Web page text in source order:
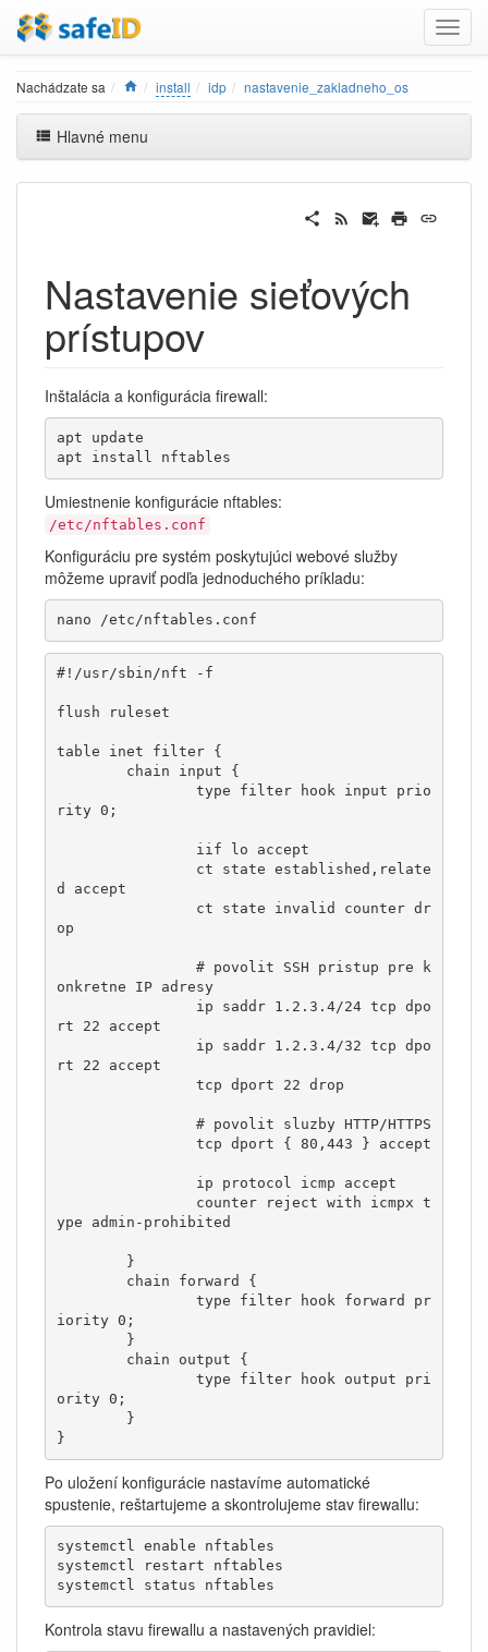
Nachádzate sa Home
install idp nastavenie_zakladneho_os
Hlavné menu
Nastavenie sieťových
prístupov
Inštalácia a konfigurácia firewall:
apt update
apt install nftables
Umiestnenie konfigurácie nftables:
/etc/nftables.conf
Konfiguráciu pre systém poskytujúci webové služby
môžeme upraviť podľa jednoduchého príkladu:
nano /etc/nftables.conf
#!/usr/sbin/nft -f
flush ruleset
table inet filter {
rity 0;
d accept
op
onkretne IP adresy
rt 22 accept
rt 22 accept
ype admin-prohibited
iority 0;
ority 0;
}
Po uložení konfigurácie nastavíme automatické
spustenie, reštartujeme a skontrolujeme stav firewallu:
systemctl enable nftables
systemctl restart nftables
systemctl status nftables
Kontrola stavu firewallu a nastavených pravidiel: